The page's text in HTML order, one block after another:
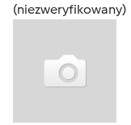
(niezweryfikowany)